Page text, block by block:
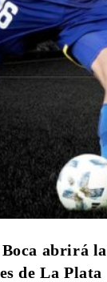
abrirá
de La Plata